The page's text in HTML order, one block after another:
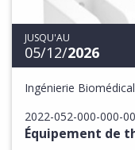
JUSQU'AU
05/12/2026
Ingénierie
2022-052-000-000-
Équipement de